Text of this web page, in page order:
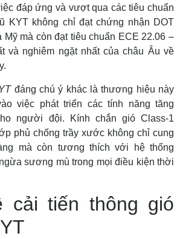
đáp ứng và vượt qua các tiêu chuẩn
KYT không chỉ đạt chứng nhận DOT
Mỹ mà còn đạt tiêu chuẩn ECE 22.06 –
và nghiêm ngặt nhất của châu Âu về
đáng chú ý khác là thương hiệu này
việc phát triển các tính năng tăng
người đội. Kính chắn gió Class-1
phủ chống trầy xước không chỉ cung
mà còn tương thích với hệ thống
sương mù trong mọi điều kiện thời
cải tiến thông gió